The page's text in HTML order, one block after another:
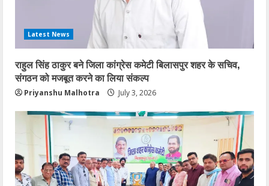
Latest News
राहुल सिंह ठाकुर बने जिला कांग्रेस कमेटी बिलासपुर शहर के सचिव,
संगठन को मजबूत करने का लिया संकल्प
Priyanshu Malhotra July 3, 2026
राहुल सिंह ठाकुर बने जिला कांग्रेस कमेटी बिलासपुर
शहर के सचिव, संगठन को मजबूत करने का लिया
संकल्प
3
जलियांवाला बाग शहीदों को कांग्रेस का नमन,
बिलासपुर में श्रद्धांजलि कार्यक्रम आयोजित
April 14, 2026